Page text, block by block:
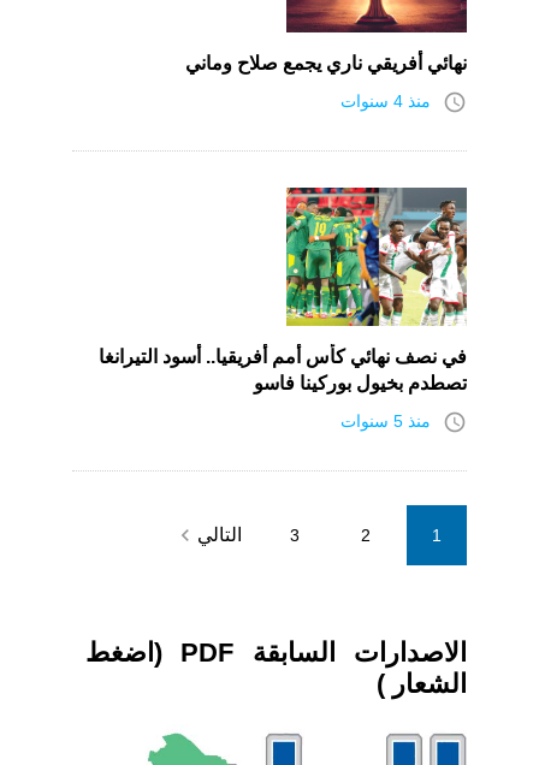
نهائي أفريقي ناري يجمع صلاح وماني
access_time منذ 4 سنوات
في نصف نهائي كأس أمم أفريقيا.. أسود التيرانغا
تصطدم بخيول بوركينا فاسو
access_time منذ 5 سنوات
pagination
1
2
3 التالي navigate_next
الاصدارات السابقة PDF (اضغط
الشعار )